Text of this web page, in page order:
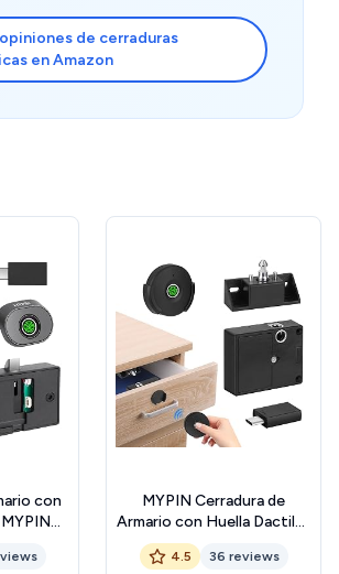
de cerraduras
en Amazon
con
MYPIN Cerradura de
Armario con Huella Dactilar,
Cerradura Biométrica
Inteligente con huella
4.5 36 reviews